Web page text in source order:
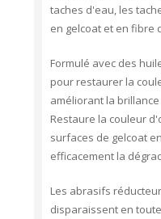
taches d'eau, les
en gelcoat et en fibre
Formulé avec des
pour restaurer la
améliorant la
Restaure la couleur
surfaces de gelcoat
efficacement la
Les abrasifs
disparaissent en